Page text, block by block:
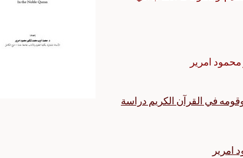
امرير
وقومه في القرآن الكريم دراسة
امرير